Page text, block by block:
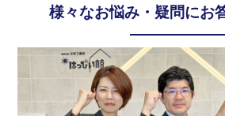
様々なお悩み・疑問にお